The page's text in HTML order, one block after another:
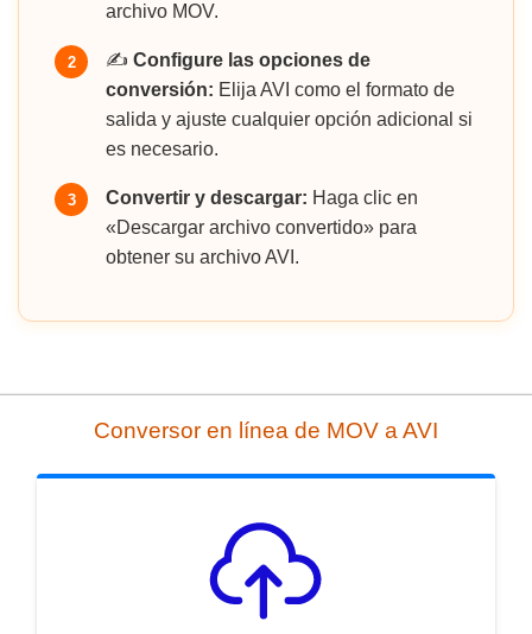
archivo MOV.
2 ✍️ Configure las opciones de
conversión: Elija AVI como el formato de
salida y ajuste cualquier opción adicional si
es necesario.
3 Convertir y descargar: Haga clic en
«Descargar archivo convertido» para
obtener su archivo AVI.
Conversor en línea de MOV a AVI